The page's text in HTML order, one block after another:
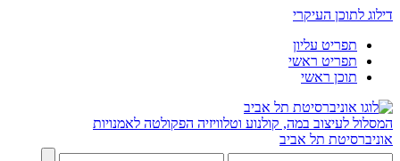
דילוג לתוכן העיקרי
תפריט עליון
תפריט ראשי
תוכן ראשי
המסלול לעיצוב במה, קולנוע וטלוויזיה הפקולטה לאמנויות
אוניברסיטת תל אביב